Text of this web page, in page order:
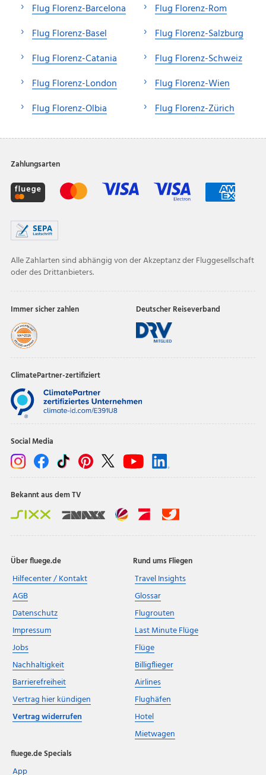
Flug Florenz-Barcelona
Flug Florenz-Basel
Flug Florenz-Catania
Flug Florenz-London
Flug Florenz-Olbia
Flug Florenz-Rom
Flug Florenz-Salzburg
Flug Florenz-Schweiz
Flug Florenz-Wien
Flug Florenz-Zürich